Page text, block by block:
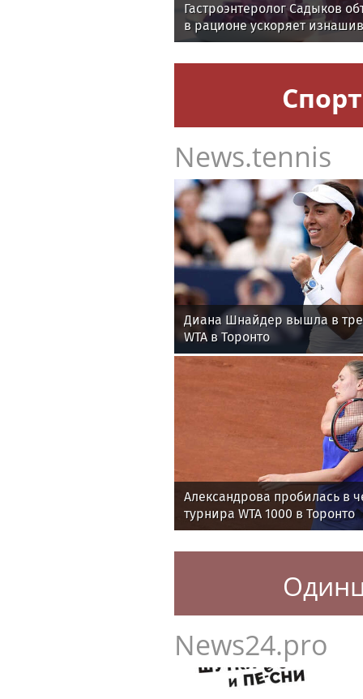
Гастроэнтеролог Садыков
в рационе ускоряет
Спорт
News.tennis
Диана Шнайдер вышла в
WTA в Торонто
Александрова пробилась в
турнира WTA 1000 в Торонто
News24.pro